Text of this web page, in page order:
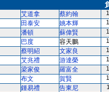
艾道拿 蔡約翰
田泰安 姚本輝
潘頓 蘇偉賢
巴度 容天鵬
蔡明紹 文家良
艾兆禮 游達榮
梁家俊 羅富全
布文 賀賢
鍾易禮 告東尼